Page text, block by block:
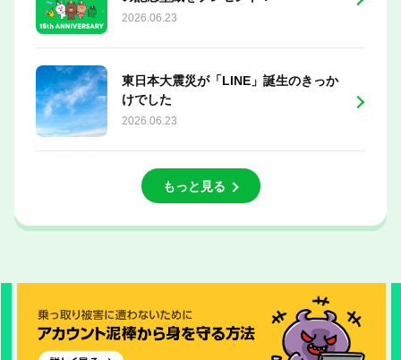
2026.06.23
東日本大震災が「LINE」誕生のきっか
けでした
2026.06.23
もっと見る